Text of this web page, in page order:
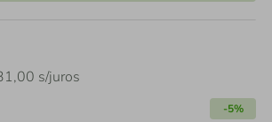
,00 s/juros
-5%